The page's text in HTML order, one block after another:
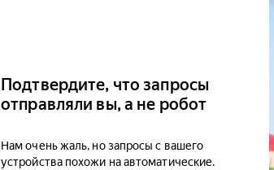
Подтвердите, что запросы
отправляли вы, а не робот
Нам очень жаль, но запросы с вашего
устройства похожи на автоматические.